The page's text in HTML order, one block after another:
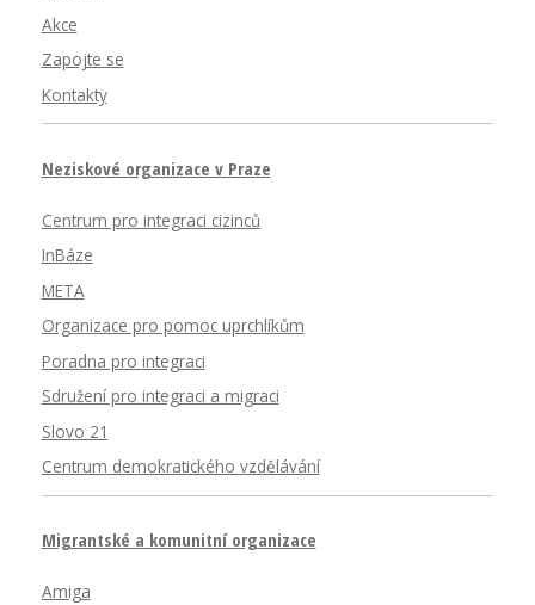
Akce
Zapojte se
Kontakty
Neziskové organizace v Praze
Centrum pro integraci cizinců
InBáze
META
Organizace pro pomoc uprchlíkům
Poradna pro integraci
Sdružení pro integraci a migraci
Slovo 21
Centrum demokratického vzdělávání
Migrantské a komunitní organizace
Amiga